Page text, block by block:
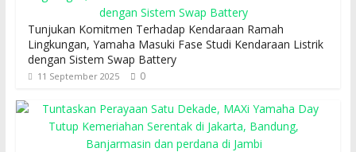
Tunjukan Komitmen Terhadap Kendaraan Ramah
Lingkungan, Yamaha Masuki Fase Studi Kendaraan Listrik
dengan Sistem Swap Battery
11 September 2025 0